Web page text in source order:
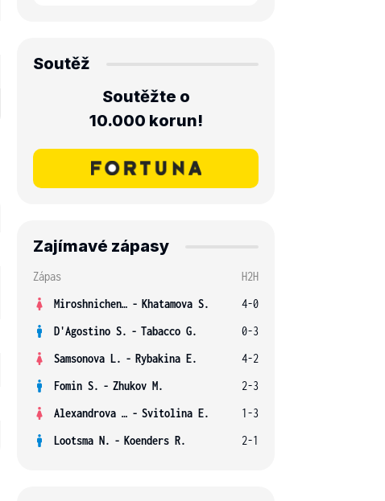
Soutěž
Soutěžte o
10.000 korun!
Zajímavé zápasy
Zápas
H2H
Miroshnichenko V. - Khatamova S.
4-0
D'Agostino S. - Tabacco G.
0-3
Samsonova L. - Rybakina E.
4-2
Fomin S. - Zhukov M.
2-3
Alexandrova E. - Svitolina E.
1-3
Lootsma N. - Koenders R. 2-1